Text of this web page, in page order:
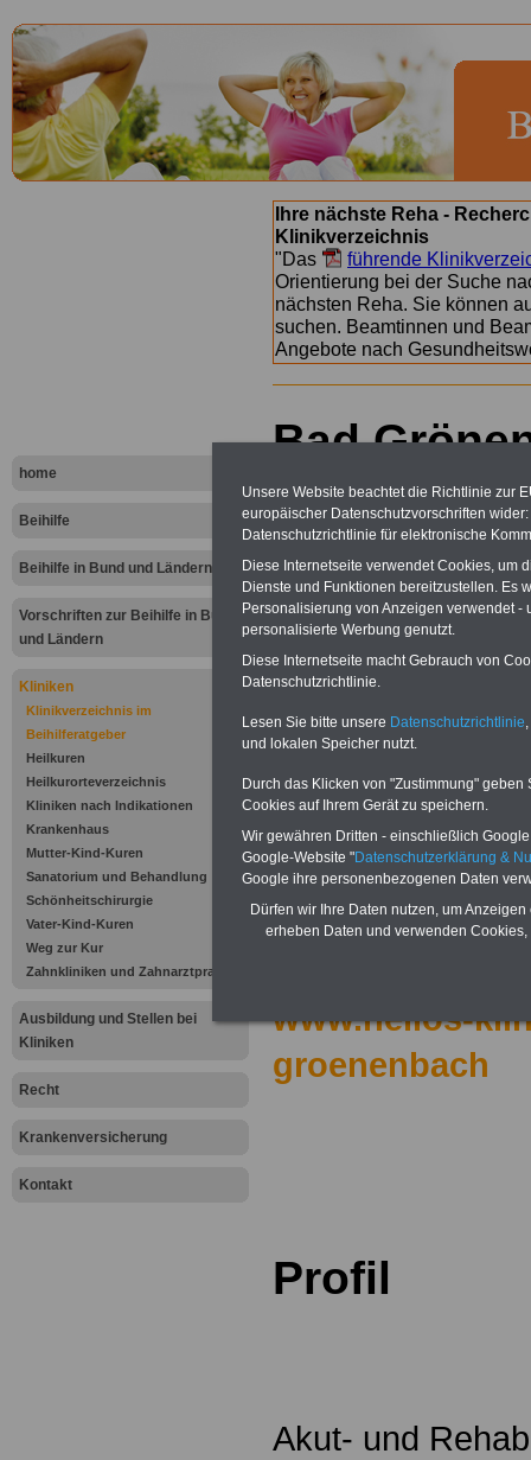
home
Beihilfe
Beihilfe in Bund und Ländern
Vorschriften zur Beihilfe in Bund
und Ländern
Kliniken
Klinikverzeichnis im
Beihilferatgeber
Heilkuren
Heilkurorteverzeichnis
Kliniken nach Indikationen
Krankenhaus
Mutter-Kind-Kuren
Sanatorium und Behandlung
Schönheitschirurgie
Vater-Kind-Kuren
Weg zur Kur
Zahnkliniken und Zahnarztpraxen
Ausbildung und Stellen bei
Kliniken
Recht
Krankenversicherung
Kontakt
Ihre nächste Reha -
Klinikverzeichnis
"Das
führende
Orientierung bei der Suche
nächsten Reha. Sie können
suchen. Beamtinnen und
Angebote nach
Bad
Klinik Bad
Helios Klinik Bad
Grönenbach
Sebastian-
Allee 3a/5
87730 Bad
Grönenbach
Tel.: 0 83 34 /
Fax: 0 83 34 /
info.bad-
www.helios-
groenenbach
Profil
Akut- und
Unsere Website beachtet die Richtlinie zur
europäischer Datenschutzvorschriften
Datenschutzrichtlinie für elektronische
Diese Internetseite verwendet Cookies, um
Dienste und Funktionen bereitzustellen. Es
Personalisierung von Anzeigen verwendet
personalisierte Werbung genutzt.
Diese Internetseite macht Gebrauch von
Datenschutzrichtlinie.
Lesen Sie bitte unsere Datenschutzrichtlinie
und lokalen Speicher nutzt.
Durch das Klicken von "Zustimmung"
Cookies auf Ihrem Gerät zu speichern.
Wir gewähren Dritten - einschließlich
Google-Website "Datenschutzerklärung &
Google ihre personenbezogenen Daten
Dürfen wir Ihre Daten nutzen, um
erheben Daten und verwenden